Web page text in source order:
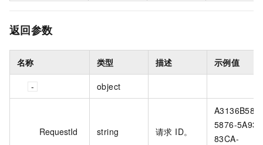
返回参数
名称 类型 描述 示例值
object
RequestId string 请求 ID。
A3136B58-
5876-5A93-
83CA-